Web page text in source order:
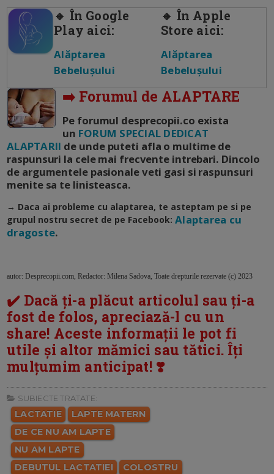
🔸 În Google
Play aici:
Alăptarea
Bebelușului
🔸 În Apple
Store aici:
Alăptarea
Bebelușului
➡️ Forumul de ALAPTARE
Pe forumul desprecopii.co exista
un FORUM SPECIAL DEDICAT
ALAPTARII de unde puteti afla o multime de
raspunsuri la cele mai frecvente intrebari. Dincolo
de argumentele pasionale veti gasi si raspunsuri
menite sa te linisteasca.
→ Daca ai probleme cu alaptarea, te asteptam pe si pe
grupul nostru secret de pe Facebook: Alaptarea cu
dragoste.
autor: Desprecopii.com, Redactor: Milena Sadova, Toate drepturile rezervate (c) 2023
✔️ Dacă ți-a plăcut articolul sau ți-a
fost de folos, apreciază-l cu un
share! Aceste informații le pot fi
utile și altor mămici sau tătici. Îți
mulțumim anticipat! ❣️
SUBIECTE TRATATE:
LACTATIE
LAPTE MATERN
DE CE NU AM LAPTE
NU AM LAPTE
DEBUTUL LACTATIEI
COLOSTRU